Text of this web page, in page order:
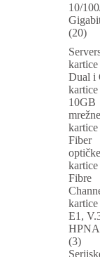
10/
(20)
kartice
Dual i
10GB
mrežne
kartice
Fiber
optičke
kartice
Fibre
kartice
E1,
(3)